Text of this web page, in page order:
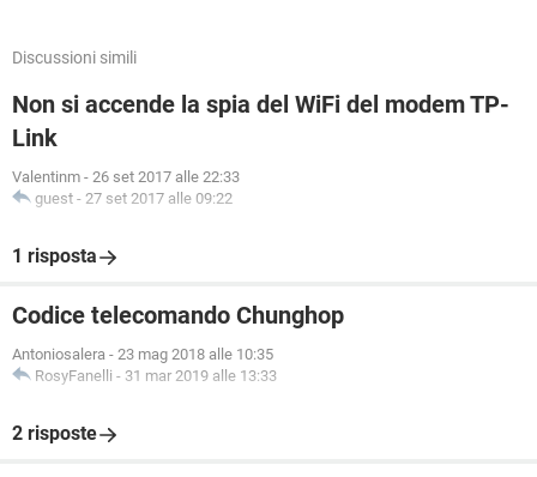
Discussioni simili
Non si accende la spia del WiFi del modem TP-
Link
Valentinm - 26 set 2017 alle 22:33
guest - 27 set 2017 alle 09:22
1 risposta
Codice telecomando Chunghop
Antoniosalera - 23 mag 2018 alle 10:35
RosyFanelli - 31 mar 2019 alle 13:33
2 risposte